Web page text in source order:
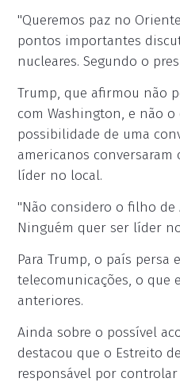
"Queremos paz no
pontos importantes
nucleares. Segundo o
Trump, que afirmou não
com Washington, e não
possibilidade de uma
americanos
líder no local.
"Não considero o filho de
Ninguém quer ser líder
Para Trump, o país
telecomunicações, o que
anteriores.
Ainda sobre o possível
destacou que o Estreito
responsável por